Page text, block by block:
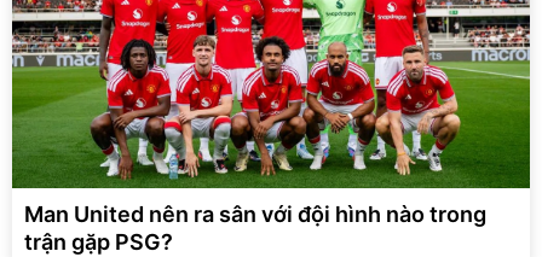
Man United nên ra sân với đội hình nào trong
trận gặp PSG?